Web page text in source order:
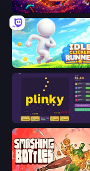
Planet Destroy Idle
Idle Clicker Runner
Plinky